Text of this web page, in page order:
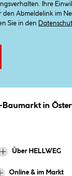
Ihre
Abmeldelink im
Sie in den
Baumarkt in
Über HELLWEG
Online & im Markt